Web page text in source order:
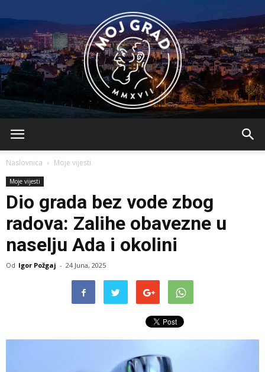
Naslovnica Moje vijesti
Moje vijesti
Dio grada bez vode zbog
radova: Zalihe obavezne u
naselju Ada i okolini
Od Igor Požgaj - 24 Juna, 2025